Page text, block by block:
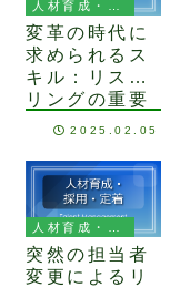
変革の時代に
求められるス
キル：リスキ
リングの重要
2025.02.05
突然の担当者
変更によるリ